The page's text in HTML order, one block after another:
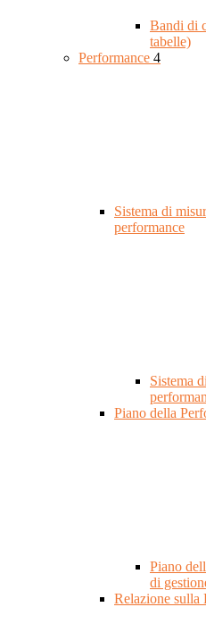
Bandi di
tabelle)
Performance 4
Sistema di
performance
Sistema
Piano della
Piano
di
Relazione sulla